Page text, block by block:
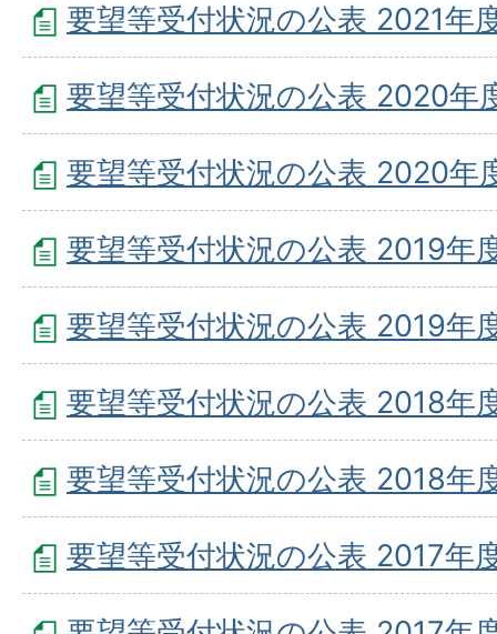
要望等受付状況の公表 2021年
要望等受付状況の公表 2020年
要望等受付状況の公表 2020年
要望等受付状況の公表 2019年
要望等受付状況の公表 2019年
要望等受付状況の公表 2018年
要望等受付状況の公表 2018年
要望等受付状況の公表 2017年